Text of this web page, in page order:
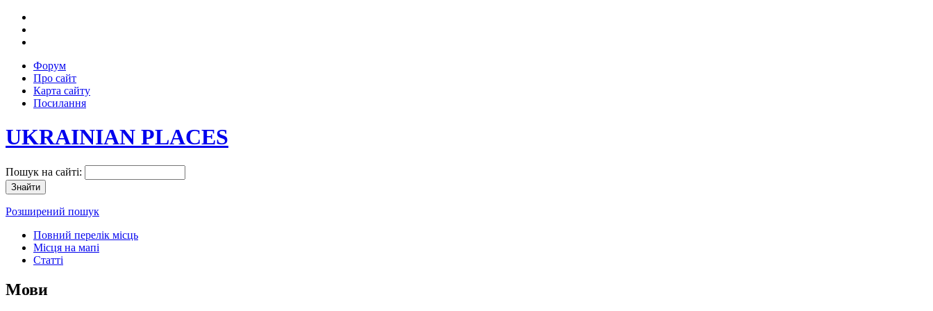
Форум
Про сайт
Карта сайту
Посилання
UKRAINIAN PLACES
Пошук на сайті:
Розширений пошук
Повний перелік місць
Місця на мапі
Статті
Мови